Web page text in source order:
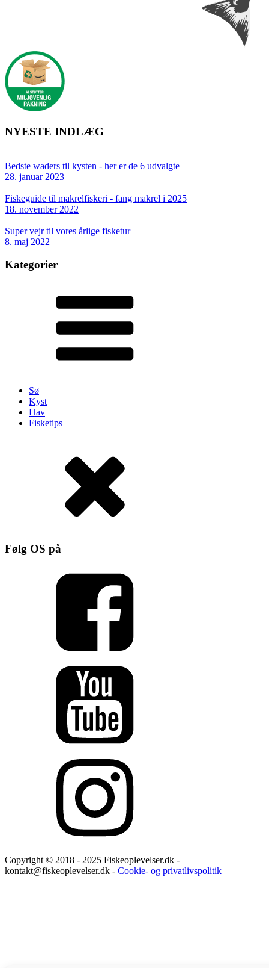
NYESTE INDLÆG
Bedste waders til kysten - her er de 6 udvalgte
28. januar 2023
Fiskeguide til makrelfiskeri - fang makrel i 2025
18. november 2022
Super vejr til vores årlige fisketur
8. maj 2022
Kategorier
Sø
Kyst
Hav
Fisketips
Følg OS på
Copyright © 2018 - 2025 Fiskeoplevelser.dk -
kontakt@fiskeoplevelser.dk - Cookie- og privatlivspolitik